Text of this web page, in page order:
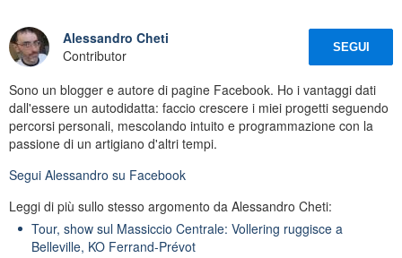
Alessandro Cheti
Contributor
SEGUI
Sono un blogger e autore di pagine Facebook. Ho i vantaggi dati
dall'essere un autodidatta: faccio crescere i miei progetti seguendo
percorsi personali, mescolando intuito e programmazione con la
passione di un artigiano d'altri tempi.
Segui Alessandro su Facebook
Leggi di più sullo stesso argomento da Alessandro Cheti:
Tour, show sul Massiccio Centrale: Vollering ruggisce a
Belleville, KO Ferrand-Prévot